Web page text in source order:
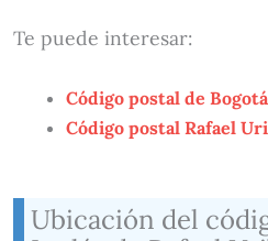
Te puede interesar:
Código postal de
Código postal Rafael
Ubicación del